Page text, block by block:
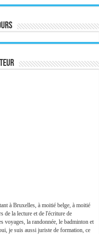
à Bruxelles, à moitié belge, à moitié
de la lecture et de l'écriture de
voyages, la randonnée, le badminton et
je suis aussi juriste de formation, ce